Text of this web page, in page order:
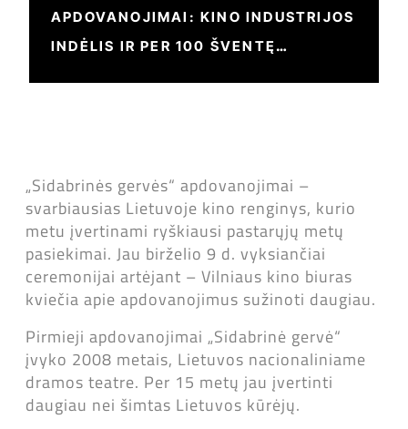
APDOVANOJIMAI: KINO INDUSTRIJOS
INDĖLIS IR PER 100 ŠVENTĘ
„Sidabrinės gervės“ apdovanojimai –
svarbiausias Lietuvoje kino renginys, kurio
metu įvertinami ryškiausi pastarųjų metų
pasiekimai. Jau birželio 9 d. vyksiančiai
ceremonijai artėjant – Vilniaus kino biuras
kviečia apie apdovanojimus sužinoti daugiau.
Pirmieji apdovanojimai „Sidabrinė gervė“
įvyko 2008 metais, Lietuvos nacionaliniame
dramos teatre. Per 15 metų jau įvertinti
daugiau nei šimtas Lietuvos kūrėjų.